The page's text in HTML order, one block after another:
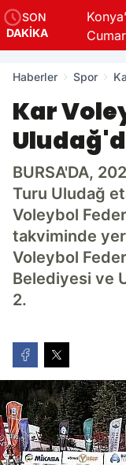
SON
DAKİKA
Haberler Spor
Kar
BURSA'DA,
Turu Uludağ
Voleybol
takviminde
Voleybol
Belediyesi ve
2.